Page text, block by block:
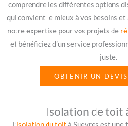
comprendre les différentes options
qui convient le mieux à vos besoins
notre expertise pour vos projets de
et bénéficiez d’un service
juste.
OBTENIR UN
Isolation de toit
L’isolation du toit à Suevres est une